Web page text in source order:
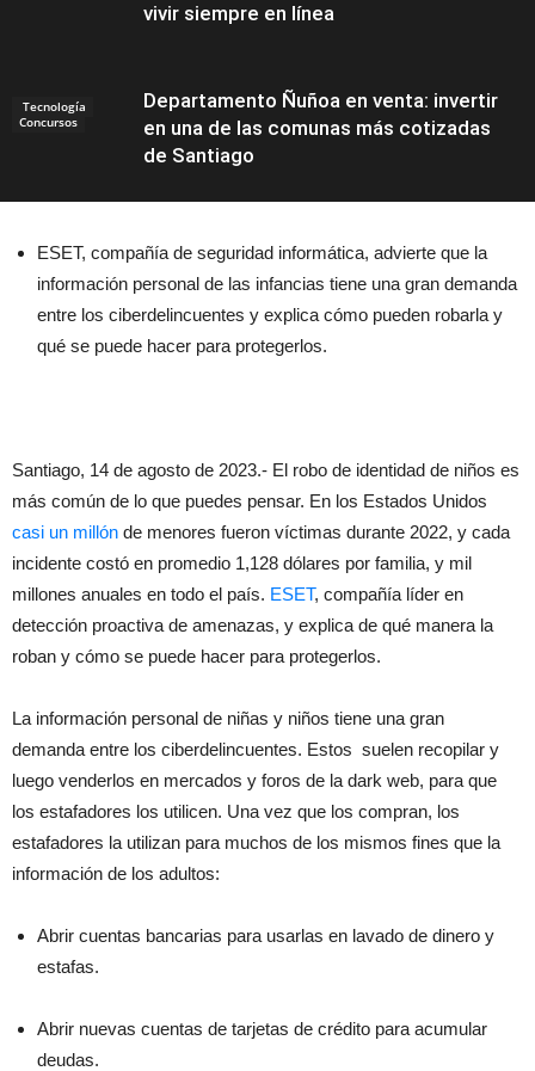
Concursos
Tecnología
vivir siempre en línea
Departamento Ñuñoa en venta: invertir
en una de las comunas más cotizadas
de Santiago
ESET, compañía de seguridad informática, advierte que la
información personal de las infancias tiene una gran demanda
entre los ciberdelincuentes y explica cómo pueden robarla y
qué se puede hacer para protegerlos.
Santiago, 14 de agosto de 2023.- El robo de identidad de niños es
más común de lo que puedes pensar. En los Estados Unidos
casi un millón de menores fueron víctimas durante 2022, y cada
incidente costó en promedio 1,128 dólares por familia, y mil
millones anuales en todo el país. ESET, compañía líder en
detección proactiva de amenazas, y explica de qué manera la
roban y cómo se puede hacer para protegerlos.
La información personal de niñas y niños tiene una gran
demanda entre los ciberdelincuentes. Estos suelen recopilar y
luego venderlos en mercados y foros de la dark web, para que
los estafadores los utilicen. Una vez que los compran, los
estafadores la utilizan para muchos de los mismos fines que la
información de los adultos:
Abrir cuentas bancarias para usarlas en lavado de dinero y
estafas.
Abrir nuevas cuentas de tarjetas de crédito para acumular
deudas.